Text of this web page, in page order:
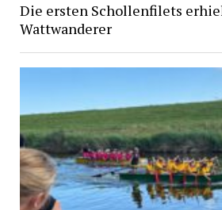
Die ersten Schollenfilets
Wattwanderer